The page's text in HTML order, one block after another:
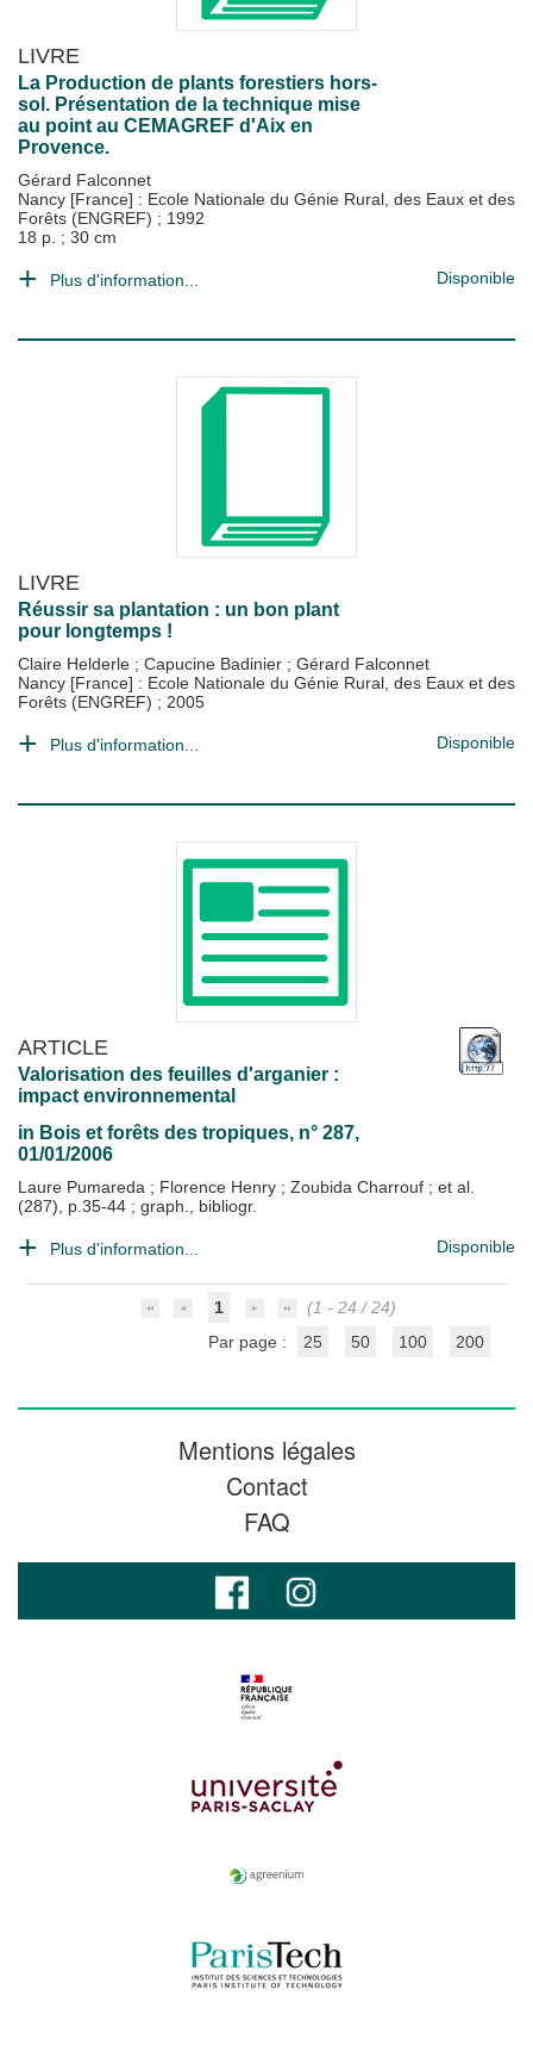
LIVRE
La Production de plants forestiers hors-
sol. Présentation de la technique mise
au point au CEMAGREF d'Aix en
Provence.
Gérard Falconnet
Nancy [France] : Ecole Nationale du Génie Rural, des Eaux et des
Forêts (ENGREF) ; 1992
18 p. ; 30 cm
Plus d'information... Disponible
LIVRE
Réussir sa plantation : un bon plant
pour longtemps !
Claire Helderle ; Capucine Badinier ; Gérard Falconnet
Nancy [France] : Ecole Nationale du Génie Rural, des Eaux et des
Forêts (ENGREF) ; 2005
Plus d'information... Disponible
ARTICLE
Valorisation des feuilles d'arganier :
impact environnemental
in Bois et forêts des tropiques, n° 287,
01/01/2006
Laure Pumareda ; Florence Henry ; Zoubida Charrouf ; et al.
(287), p.35-44 ; graph., bibliogr.
Plus d'information... Disponible
1
(1 - 24 / 24)
Par page :
25 50 100 200
Mentions légales
Contact
FAQ